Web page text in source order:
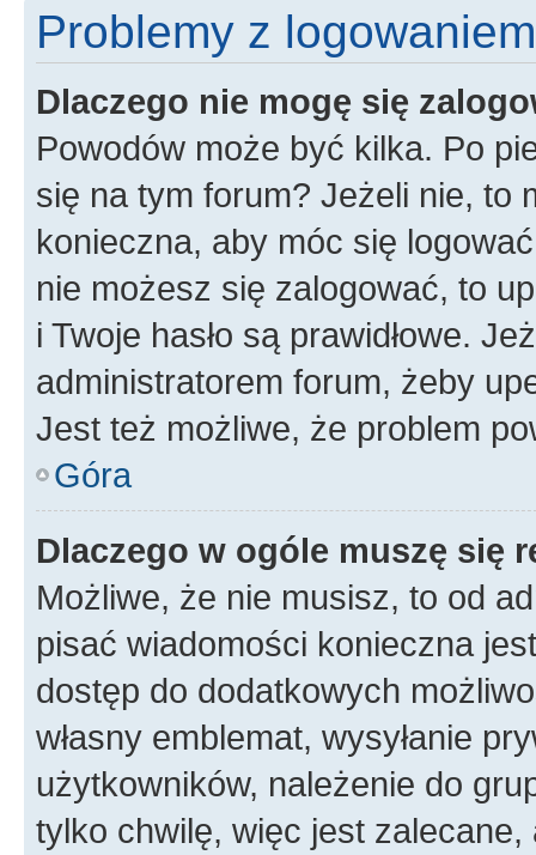
Problemy z
Dlaczego nie mogę się
Powodów może być kilka. Po
się na tym forum? Jeżeli nie, to
konieczna, aby móc się
nie możesz się zalogować, to
i Twoje hasło są prawidłowe.
administratorem forum, żeby
Jest też możliwe, że problem
Góra
Dlaczego w ogóle muszę się
Możliwe, że nie musisz, to od
pisać wiadomości konieczna
dostęp do dodatkowych
własny emblemat, wysyłanie
użytkowników, należenie do
tylko chwilę, więc jest zalecane,